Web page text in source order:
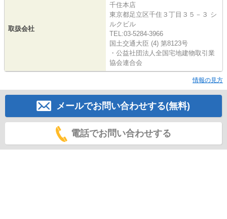
取扱会社
千住本店
東京都足立区千住３丁目３５－３ シ
ルクビル
TEL:03-5284-3966
国土交通大臣 (4) 第8123号
・公益社団法人全国宅地建物取引業
協会連合会
情報の見方
メールでお問い合わせする(無料)
電話でお問い合わせする